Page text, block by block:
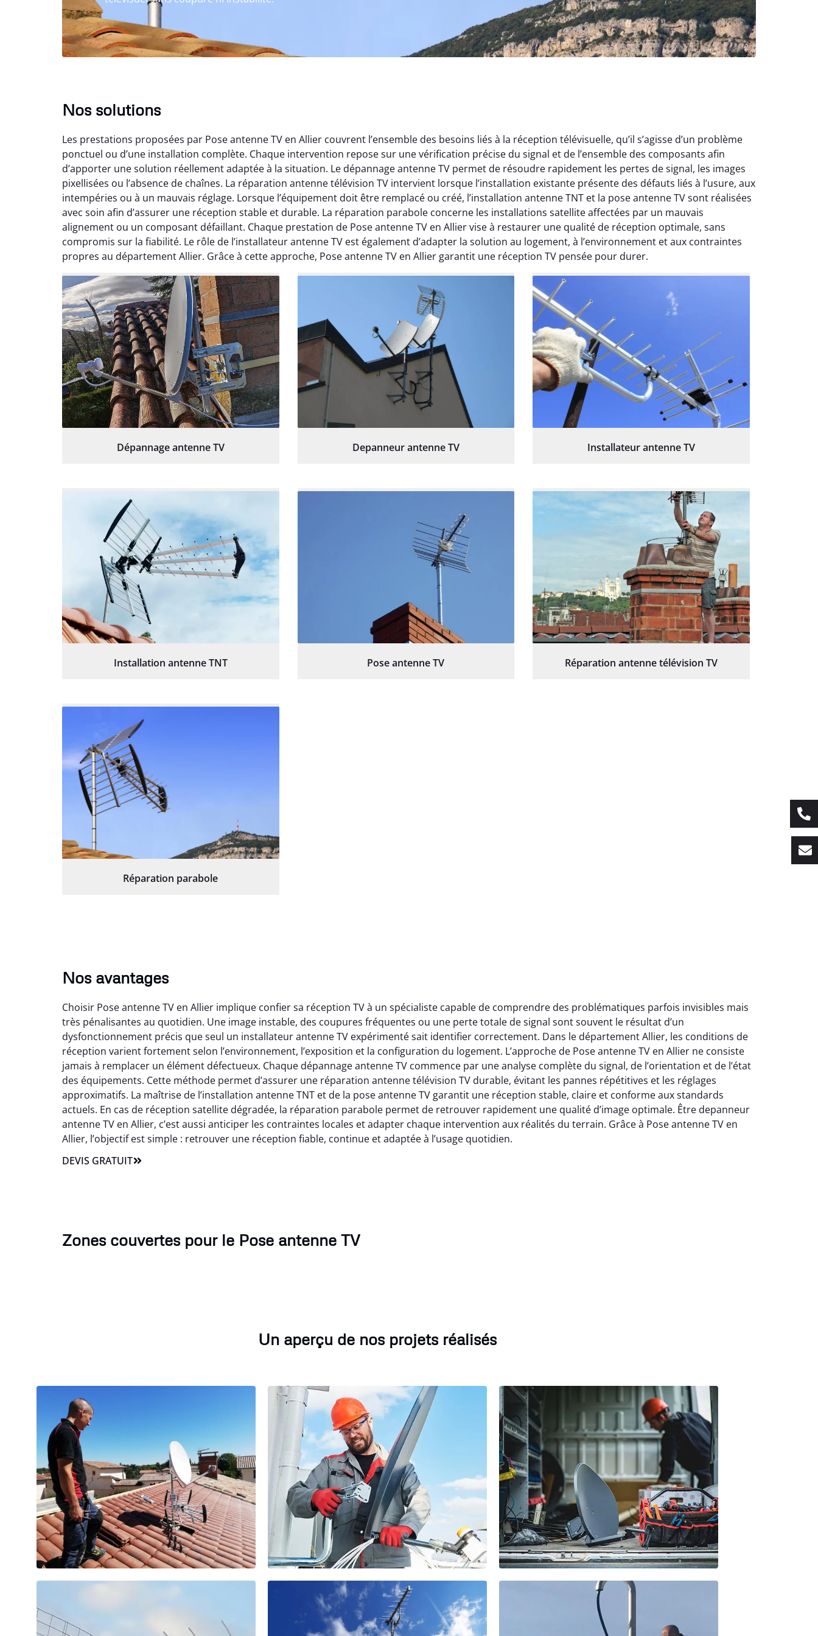
Nos solutions
Les prestations proposées par Pose antenne TV en Allier couvrent l’ensemble des besoins liés à la réception télévisuelle, qu’il s’agisse d’un problème
ponctuel ou d’une installation complète. Chaque intervention repose sur une vérification précise du signal et de l’ensemble des composants afin
d’apporter une solution réellement adaptée à la situation. Le dépannage antenne TV permet de résoudre rapidement les pertes de signal, les images
pixellisées ou l’absence de chaînes. La réparation antenne télévision TV intervient lorsque l’installation existante présente des défauts liés à l’usure, aux
intempéries ou à un mauvais réglage. Lorsque l’équipement doit être remplacé ou créé, l’installation antenne TNT et la pose antenne TV sont réalisées
avec soin afin d’assurer une réception stable et durable. La réparation parabole concerne les installations satellite affectées par un mauvais
alignement ou un composant défaillant. Chaque prestation de Pose antenne TV en Allier vise à restaurer une qualité de réception optimale, sans
compromis sur la fiabilité. Le rôle de l’installateur antenne TV est également d’adapter la solution au logement, à l’environnement et aux contraintes
propres au département Allier. Grâce à cette approche, Pose antenne TV en Allier garantit une réception TV pensée pour durer.
Dépannage antenne TV Depanneur antenne TV Installateur antenne TV
Installation antenne TNT Pose antenne TV Réparation antenne télévision TV
Réparation parabole
Nos avantages
Choisir Pose antenne TV en Allier implique confier sa réception TV à un spécialiste capable de comprendre des problématiques parfois invisibles mais
très pénalisantes au quotidien. Une image instable, des coupures fréquentes ou une perte totale de signal sont souvent le résultat d’un
dysfonctionnement précis que seul un installateur antenne TV expérimenté sait identifier correctement. Dans le département Allier, les conditions de
réception varient fortement selon l’environnement, l’exposition et la configuration du logement. L’approche de Pose antenne TV en Allier ne consiste
jamais à remplacer un élément défectueux. Chaque dépannage antenne TV commence par une analyse complète du signal, de l’orientation et de l’état
des équipements. Cette méthode permet d’assurer une réparation antenne télévision TV durable, évitant les pannes répétitives et les réglages
approximatifs. La maîtrise de l’installation antenne TNT et de la pose antenne TV garantit une réception stable, claire et conforme aux standards
actuels. En cas de réception satellite dégradée, la réparation parabole permet de retrouver rapidement une qualité d’image optimale. Être depanneur
antenne TV en Allier, c’est aussi anticiper les contraintes locales et adapter chaque intervention aux réalités du terrain. Grâce à Pose antenne TV en
Allier, l’objectif est simple : retrouver une réception fiable, continue et adaptée à l’usage quotidien.
DEVIS GRATUIT
Zones couvertes pour le Pose antenne TV
Un aperçu de nos projets réalisés